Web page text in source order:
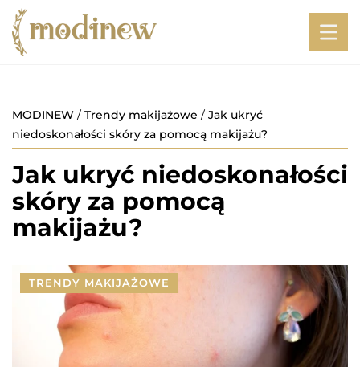
MODINEW / Trendy makijażowe / Jak ukryć
niedoskonałości skóry za pomocą makijażu?
Jak ukryć niedoskonałości
skóry za pomocą
makijażu?
TRENDY MAKIJAŻOWE